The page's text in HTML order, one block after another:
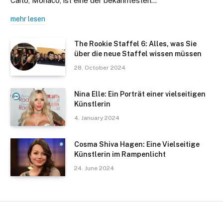
mehr lesen
The Rookie Staffel 6: Alles, was Sie
über die neue Staffel wissen müssen
28. October 2024
Nina Elle: Ein Porträt einer vielseitigen
Künstlerin
4. January 2024
Cosma Shiva Hagen: Eine Vielseitige
Künstlerin im Rampenlicht
24. June 2024